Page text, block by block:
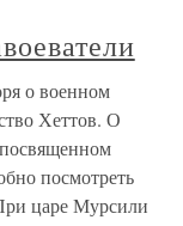
о военном
Хеттов. О
посмотреть
царе Мурсили